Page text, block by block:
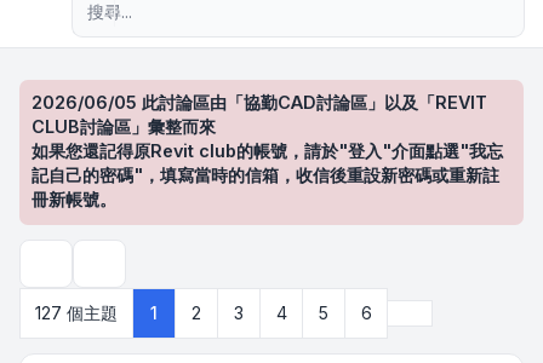
2026/06/05 此討論區由「協勤CAD討論區」以及「REVIT
CLUB討論區」彙整而來
如果您還記得原Revit club的帳號，請於"登入"介面點選"我忘
記自己的密碼"，填寫當時的信箱，收信後重設新密碼或重新註
冊新帳號。
127 個主題
1 2 3 4 5 6